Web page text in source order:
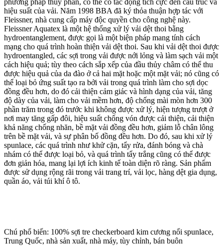
hiệu suất của vải. Năm 1998 BBA đã ký thỏa thuận hợp tác với
Fleissner, nhà cung cấp máy độc quyền cho công nghệ này.
Fleissner Aquatex là một hệ thống xử lý vải dệt thoi bằng
hydroentanglement, được gọi là một biện pháp mang tính cách
mạng cho quá trình hoàn thiện vải dệt thoi. Sau khi vải dệt thoi được
hydroentangled, các sợi trong vải được nới lỏng và làm sạch vải một
cách hiệu quả; tùy theo cách sắp xếp của đầu thủy châm có thể thu
được hiệu quả của da đào ở cả hai mặt hoặc một mặt vải; nó cũng có
thể loại bỏ ứng suất tạo ra bởi vải trong quá trình làm cho sợi dọc
đồng đều hơn, do đó cải thiện cảm giác và hình dạng của vải, tăng
độ dày của vải, làm cho vải mềm hơn, độ chống mài mòn hơn 300
phần trăm trong đó trước khi không được xử lý, hiện tượng trượt ở
nơi may tăng gấp đôi, hiệu suất chống vón được cải thiện, cải thiện
khả năng chống nhăn, bề mặt vải đồng đều hơn, giảm lỗ chân lông
trên bề mặt vải, và sự phân bố đồng đều hơn. Do đó, sau khi xử lý
spunlace, các quá trình như khử cặn, tẩy rửa, đánh bóng và chà
nhám có thể được loại bỏ, và quá trình tẩy trắng cũng có thể được
đơn giản hóa, mang lại lợi ích kinh tế toàn diện rõ ràng. Sản phẩm
được sử dụng rộng rãi trong vải trang trí, vải lọc, hàng dệt gia dụng,
quần áo, vải túi khí ô tô.
Chú phổ biến: 100% sợi tre checkerboard kim cương nổi spunlace,
Trung Quốc, nhà sản xuất, nhà máy, tùy chỉnh, bán buôn